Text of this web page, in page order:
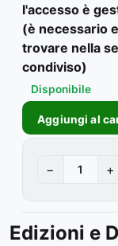
l'accesso è
(è necessario
trovare nella
condiviso)
Disponibile
Aggiungi al
− +
Edizioni e